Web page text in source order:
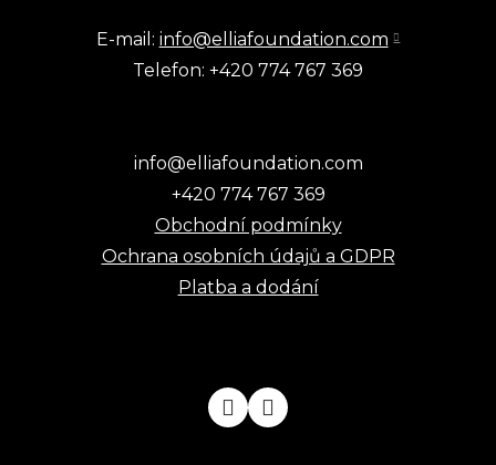
E-mail: info@elliafoundation.com
Telefon: +420 774 767 369
info@elliafoundation.com
+420 774 767 369
Obchodní podmínky
Ochrana osobních údajů a GDPR
Platba a dodání